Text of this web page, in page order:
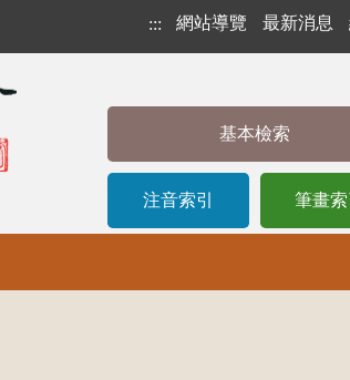
::: 網站導覽 最新消息
基本檢索
注音索引 筆畫索